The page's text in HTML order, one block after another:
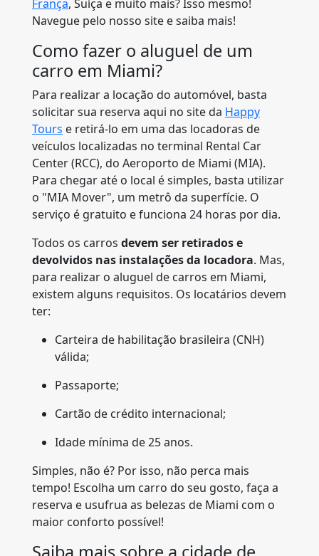
França, Suíça e muito mais? Isso mesmo!
Navegue pelo nosso site e saiba mais!
Como fazer o aluguel de um
carro em Miami?
Para realizar a locação do automóvel, basta
solicitar sua reserva aqui no site da Happy
Tours e retirá-lo em uma das locadoras de
veículos localizadas no terminal Rental Car
Center (RCC), do Aeroporto de Miami (MIA).
Para chegar até o local é simples, basta utilizar
o "MIA Mover", um metrô da superfície. O
serviço é gratuito e funciona 24 horas por dia.
Todos os carros devem ser retirados e
devolvidos nas instalações da locadora. Mas,
para realizar o aluguel de carros em Miami,
existem alguns requisitos. Os locatários devem
ter:
Carteira de habilitação brasileira (CNH)
válida;
Passaporte;
Cartão de crédito internacional;
Idade mínima de 25 anos.
Simples, não é? Por isso, não perca mais
tempo! Escolha um carro do seu gosto, faça a
reserva e usufrua as belezas de Miami com o
maior conforto possível!